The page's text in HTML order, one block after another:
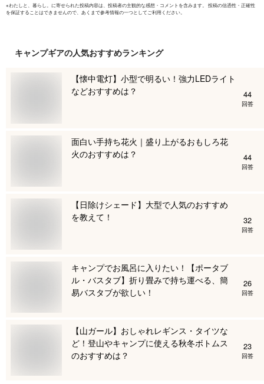
※わたしと、暮らし。 に寄せられた投稿内容は、投稿者の主観的な感想・コメントを含みます。 投稿の信憑性・正確性
を保証することはできませんので、あくまで参考情報の一つとしてご利用ください。
キャンプギアの人気おすすめランキング
【懐中電灯】小型で明るい！強力LEDライト
などおすすめは？
44
回答
面白い手持ち花火｜盛り上がるおもしろ花
火のおすすめは？
44
回答
【日除けシェード】大型で人気のおすすめ
を教えて！
32
回答
キャンプでお風呂に入りたい！【ポータブ
ル・バスタブ】折り畳みで持ち運べる、簡
易バスタブが欲しい！
26
回答
【山ガール】おしゃれレギンス・タイツな
ど！登山やキャンプに使える秋冬ボトムス
のおすすめは？
23
回答